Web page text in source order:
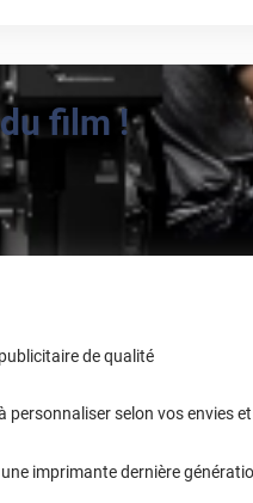
film !
de qualité
personnaliser selon vos envies et
imprimante dernière